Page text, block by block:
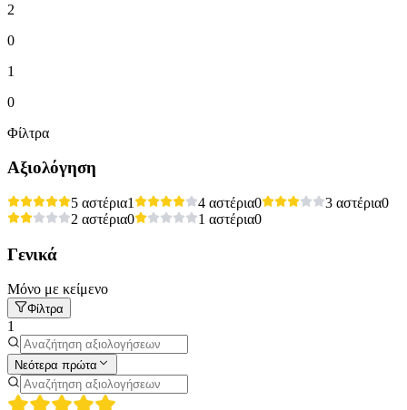
2
0
1
0
Φίλτρα
Αξιολόγηση
5 αστέρια1 4 αστέρια0 3 αστέρια0
2 αστέρια0 1 αστέρια0
Γενικά
Μόνο με κείμενο
Φίλτρα
1
Νεότερα πρώτα